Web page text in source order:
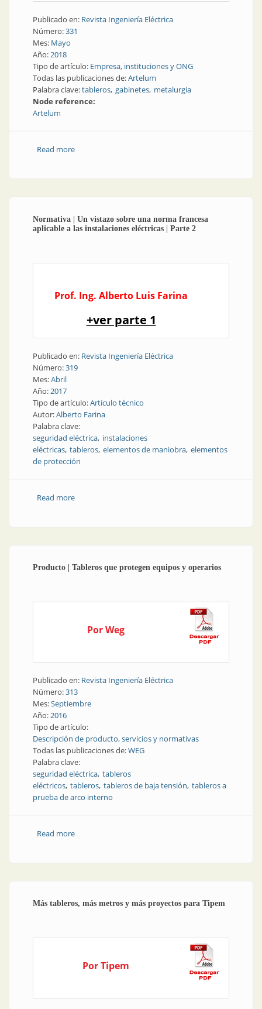
Publicado en: Revista Ingeniería Eléctrica
Número:331
Mes: Mayo
Año:2018
Tipo de artículo: Empresa, instituciones y ONG
Todas las publicaciones de:Artelum
Palabra clave:tableros gabinetes metalurgia
Node reference:
Artelum
Read moreabout Tableros y gabinetes | Artelum, arte
Normativa | Un vistazo sobre una norma francesa
aplicable a las instalaciones eléctricas | Parte 2
Prof. Ing. Alberto Luis Farina
+ver parte 1
Publicado en: Revista Ingeniería Eléctrica
Número:319
Mes:Abril
Año:2017
Tipo de artículo:Artículo técnico
Autor:Alberto Farina
Palabra clave:
seguridad eléctrica instalaciones
eléctricas tableros elementos de maniobra elementos
de protección
Read moreabout Normativa | Un vistazo sobre una norma
Producto | Tableros que protegen equipos y operarios
Por Weg
Publicado en: Revista Ingeniería Eléctrica
Número:313
Mes:Septiembre
Año:2016
Tipo de artículo:
Descripción de producto, servicios y normativas
Todas las publicaciones de:WEG
Palabra clave:
seguridad eléctrica tableros
eléctricos tableros tableros de baja tensión tableros a
prueba de arco interno
Read moreabout Producto | Tableros que protegen equipos y
Más tableros, más metros y más proyectos para Tipem
Por Tipem